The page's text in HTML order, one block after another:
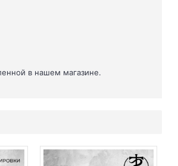
в нашем магазине.